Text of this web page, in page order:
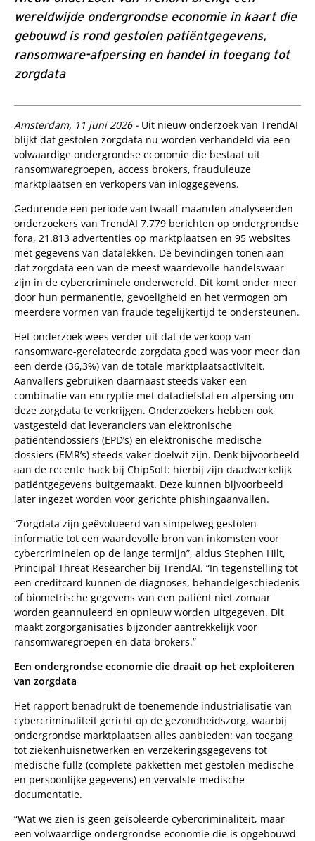
wereldwijde ondergrondse economie in kaart die
gebouwd is rond gestolen patiëntgegevens,
ransomware-afpersing en handel in toegang tot
zorgdata
Amsterdam, 11 juni 2026 - Uit nieuw onderzoek van TrendAI
blijkt dat gestolen zorgdata nu worden verhandeld via een
volwaardige ondergrondse economie die bestaat uit
ransomwaregroepen, access brokers, frauduleuze
marktplaatsen en verkopers van inloggegevens.
Gedurende een periode van twaalf maanden analyseerden
onderzoekers van TrendAI 7.779 berichten op ondergrondse
fora, 21.813 advertenties op marktplaatsen en 95 websites
met gegevens van datalekken. De bevindingen tonen aan
dat zorgdata een van de meest waardevolle handelswaar
zijn in de cybercriminele onderwereld. Dit komt onder meer
door hun permanentie, gevoeligheid en het vermogen om
meerdere vormen van fraude tegelijkertijd te ondersteunen.
Het onderzoek wees verder uit dat de verkoop van
ransomware-gerelateerde zorgdata goed was voor meer dan
een derde (36,3%) van de totale marktplaatsactiviteit.
Aanvallers gebruiken daarnaast steeds vaker een
combinatie van encryptie met datadiefstal en afpersing om
deze zorgdata te verkrijgen. Onderzoekers hebben ook
vastgesteld dat leveranciers van elektronische
patiëntendossiers (EPD’s) en elektronische medische
dossiers (EMR’s) steeds vaker doelwit zijn. Denk bijvoorbeeld
aan de recente hack bij ChipSoft: hierbij zijn daadwerkelijk
patiëntgegevens buitgemaakt. Deze kunnen bijvoorbeeld
later ingezet worden voor gerichte phishingaanvallen.
“Zorgdata zijn geëvolueerd van simpelweg gestolen
informatie tot een waardevolle bron van inkomsten voor
cybercriminelen op de lange termijn”, aldus Stephen Hilt,
Principal Threat Researcher bij TrendAI. “In tegenstelling tot
een creditcard kunnen de diagnoses, behandelgeschiedenis
of biometrische gegevens van een patiënt niet zomaar
worden geannuleerd en opnieuw worden uitgegeven. Dit
maakt zorgorganisaties bijzonder aantrekkelijk voor
ransomwaregroepen en data brokers.”
Een ondergrondse economie die draait op het exploiteren
van zorgdata
Het rapport benadrukt de toenemende industrialisatie van
cybercriminaliteit gericht op de gezondheidszorg, waarbij
ondergrondse marktplaatsen alles aanbieden: van toegang
tot ziekenhuisnetwerken en verzekeringsgegevens tot
medische fullz (complete pakketten met gestolen medische
en persoonlijke gegevens) en vervalste medische
documentatie.
“Wat we zien is geen geïsoleerde cybercriminaliteit, maar
een volwaardige ondergrondse economie die is opgebouwd